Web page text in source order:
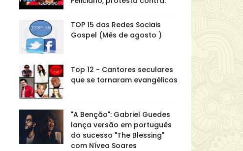
TOP 15 das Redes Sociais
Gospel (Mês de agosto )
Top 12 - Cantores seculares
que se tornaram evangélicos
"A Benção": Gabriel Guedes
lança versão em português
do sucesso "The Blessing"
com Nívea Soares